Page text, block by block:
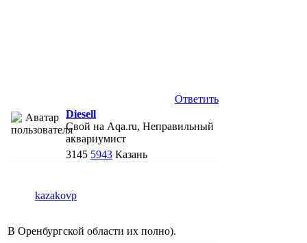
Ответить
Diesell
Свой на Aqa.ru, Неправильный
аквариумист
3145 5943 Казань
kazakovp
В Оренбургской области их полно).